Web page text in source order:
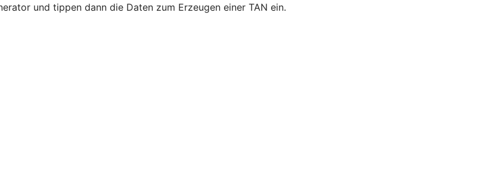
und tippen dann die Daten zum Erzeugen einer TAN ein.